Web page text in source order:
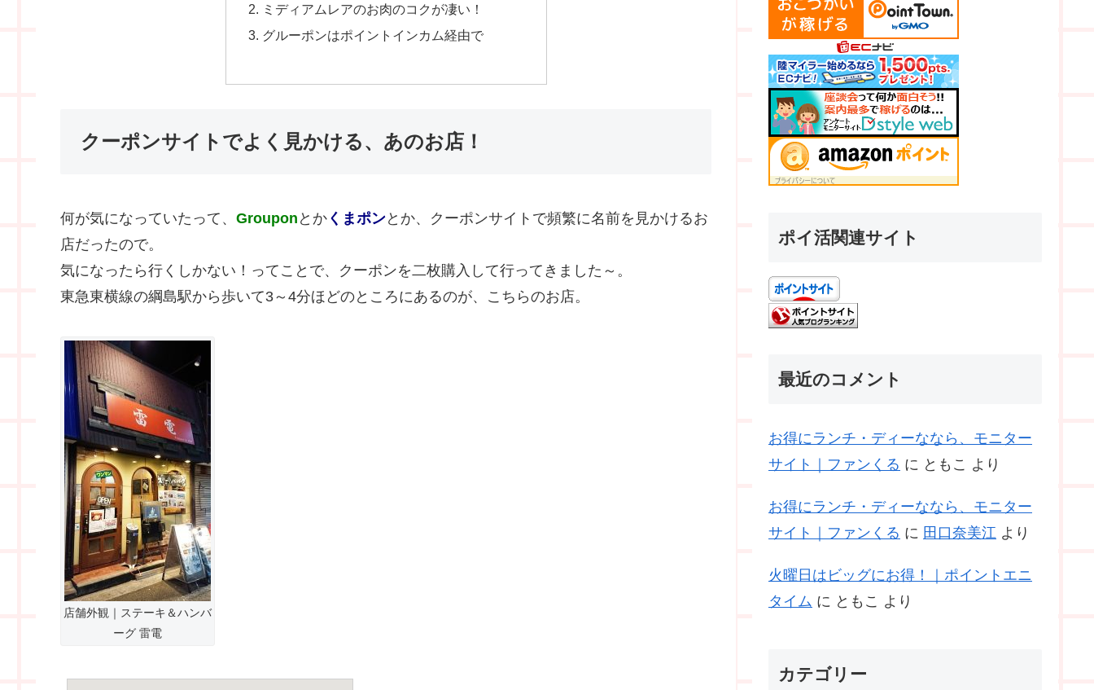
ミディアムレアのお肉のコクが凄い！
グルーポンはポイントインカム経由で
クーポンサイトでよく見かける、あのお店！
何が気になっていたって、 Groupon とか くまポンとか、クーポンサイトで頻繁に名前を見かけるお
店だったので。
気になったら行くしかない！ってことで、クーポンを二枚購入して行ってきました～。
東急東横線の綱島駅から歩いて3～4分ほどのところにあるのが、こちらのお店。
店舗外観｜ステーキ＆ハンバ
ーグ 雷電
ポイ活関連サイト
最近のコメント
お得にランチ・ディーななら、モニター
サイト｜ファンくる に ともこ より
お得にランチ・ディーななら、モニター
サイト｜ファンくる に 田口奈美江 より
火曜日はビッグにお得！｜ポイントエニ
タイム に ともこ より
カテゴリー